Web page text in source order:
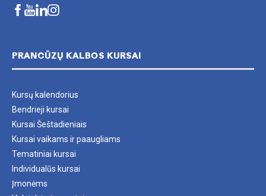
PRANCŪZŲ KALBOS KURSAI
Kursų kalendorius
Bendrieji kursai
Kursai Šeštadieniais
Kursai vaikams ir paaugliams
Tematiniai kursai
Individualūs kursai
Įmonėms